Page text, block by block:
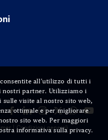
Condizioni generali
all’utilizzo di tutti i
nostri partner. Utilizziamo i
visite al nostro sito web,
ottimale e per migliorare
sito web. Per maggiori
informativa sulla privacy.